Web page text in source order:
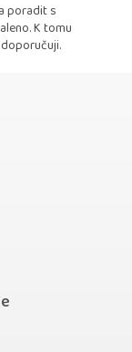
poradit s
K tomu